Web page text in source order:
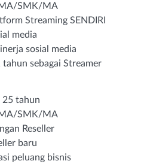
SMK/MA
Streaming SENDIRI
media
sosial media
sebagai Streamer
tahun
SMK/MA
Reseller
baru
peluang bisnis